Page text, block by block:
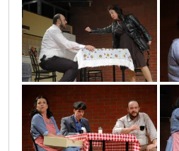
balkanski_spijun_4
balkanski_spijun_1